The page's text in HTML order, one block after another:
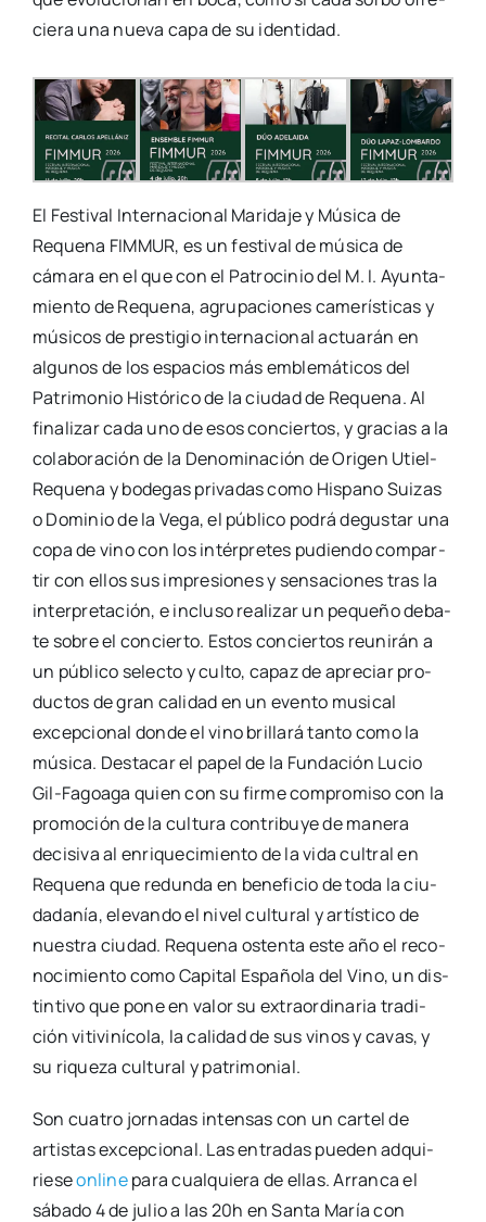
cie­ra una nue­va capa de su iden­ti­dad.
El Fes­ti­val Inter­na­cio­nal Mari­da­je y Músi­ca de
Reque­na FIMMUR, es un fes­ti­val de músi­ca de
cáma­ra en el que con el Patro­ci­nio del M. I. Ayun­ta­
mien­to de Reque­na, agru­pa­cio­nes came­rís­ti­cas y
músi­cos de pres­ti­gio inter­na­cio­nal actua­rán en
algu­nos de los espa­cios más emble­má­ti­cos del
Patri­mo­nio His­tó­ri­co de la ciu­dad de Reque­na. Al
fina­li­zar cada uno de esos con­cier­tos, y gra­cias a la
cola­bo­ra­ción de la Deno­mi­na­ción de Ori­gen Utiel-
Reque­­na y bode­gas pri­va­das como His­pano Sui­zas
o Domi­nio de la Vega, el públi­co podrá degus­tar una
copa de vino con los intér­pre­tes pudien­do com­par­
tir con ellos sus impre­sio­nes y sen­sa­cio­nes tras la
inter­pre­ta­ción, e inclu­so rea­li­zar un peque­ño deba­
te sobre el con­cier­to. Estos con­cier­tos reu­ni­rán a
un públi­co selec­to y cul­to, capaz de apre­ciar pro­
duc­tos de gran cali­dad en un even­to musi­cal
excep­cio­nal don­de el vino bri­lla­rá tan­to como la
músi­ca. Des­ta­car el papel de la Fun­da­ción Lucio
Gil-Fagoa­­ga quien con su fir­me com­pro­mi­so con la
pro­mo­ción de la cul­tu­ra con­tri­bu­ye de mane­ra
deci­si­va al enri­que­ci­mien­to de la vida cul­tral en
Reque­na que redun­da en bene­fi­cio de toda la ciu­
da­da­nía, ele­van­do el nivel cul­tu­ral y artís­ti­co de
nues­tra ciu­dad. Reque­na osten­ta este año el reco­
no­ci­mien­to como Capi­tal Espa­ño­la del Vino, un dis­
tin­ti­vo que pone en valor su extra­or­di­na­ria tra­di­
ción viti­vi­ní­co­la, la cali­dad de sus vinos y cavas, y
su rique­za cul­tu­ral y patri­mo­nial.
Son cua­tro jor­na­das inten­sas con un car­tel de
artis­tas excep­cio­nal. Las entra­das pue­den adqui­
rie­seonli­nepara cual­quie­ra de ellas. Arran­ca el
sába­do 4 de julio a las 20h en San­ta María con